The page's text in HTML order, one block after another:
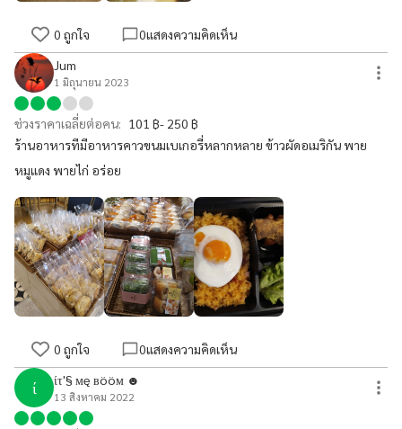
0 ถูกใจ 0แสดงความคิดเห็น
Jum
1 มิถุนายน 2023
ช่วงราคาเฉลี่ยต่อคน: 101 ฿- 250 ฿
ร้านอาหารทีมีอาหารคาวขนมเบเกอรี่หลากหลาย ข้าวผัดอเมริกัน พาย
หมูแดง พายไก่ อร่อย
0 ถูกใจ 0แสดงความคิดเห็น
ί ίτ'§ мę вööм ☻
13 สิงหาคม 2022